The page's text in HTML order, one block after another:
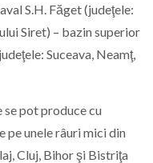
S.H. Făget (judeţele:
Siret) – bazin superior
Suceava, Neamţ,
se pot produce cu
unele râuri mici din
Cluj, Bihor şi Bistriţa